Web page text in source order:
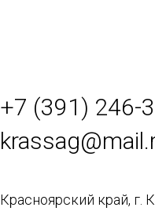
+7 (391) 246-
Красноярский край, г.